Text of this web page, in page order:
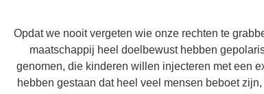
Opdat we nooit vergeten wie onze rechten te
maatschappij heel doelbewust hebben
genomen, die kinderen willen injecteren met een
hebben gestaan dat heel veel mensen beboet